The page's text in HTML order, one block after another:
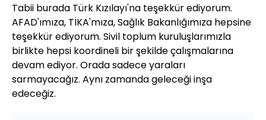
Tabii burada Türk Kızılayı'na teşekkür ediyorum.
AFAD'ımıza, TİKA'mıza, Sağlık Bakanlığımıza hepsine
teşekkür ediyorum. Sivil toplum kuruluşlarımızla
birlikte hepsi koordineli bir şekilde çalışmalarına
devam ediyor. Orada sadece yaraları
sarmayacağız. Aynı zamanda geleceği inşa
edeceğiz.